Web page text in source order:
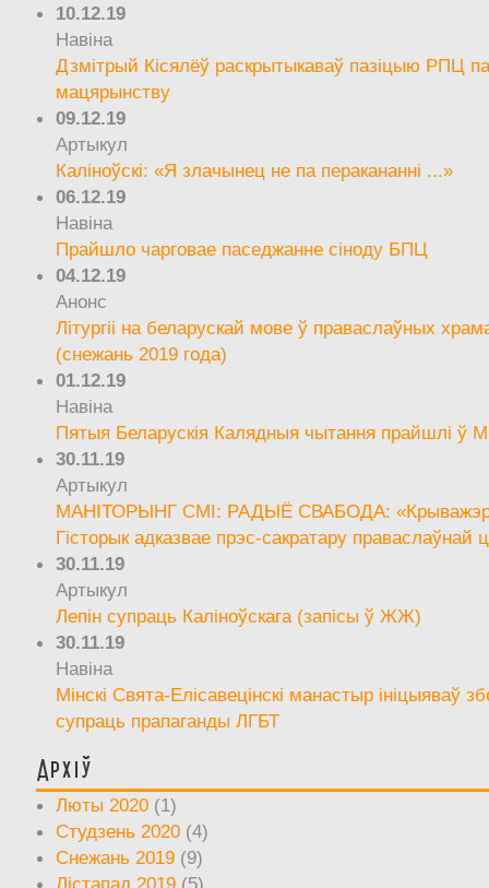
10.12.19
Навіна
Дзмітрый Кісялёў раскрытыкаваў пазіцыю РПЦ
мацярынству
09.12.19
Артыкул
Каліноўскі: «Я злачынец не па перакананні ...»
06.12.19
Навіна
Прайшло чарговае паседжанне сіноду БПЦ
04.12.19
Анонс
Літургіі на беларускай мове ў праваслаўных
(снежань 2019 года)
01.12.19
Навіна
Пятыя Беларускія Калядныя чытання прайшлі ў
30.11.19
Артыкул
МАНІТОРЫНГ СМІ: РАДЫЁ СВАБОДА:
Гісторык адказвае прэс-сакратару праваслаўнай
30.11.19
Артыкул
Лепін супраць Каліноўскага (запісы ў ЖЖ)
30.11.19
Навіна
Мінскі Свята-Елісавецінскі манастыр ініцыяваў
супраць прапаганды ЛГБТ
Архіў
Люты 2020 (1)
Студзень 2020 (4)
Снежань 2019 (9)
Лістапад 2019 (5)